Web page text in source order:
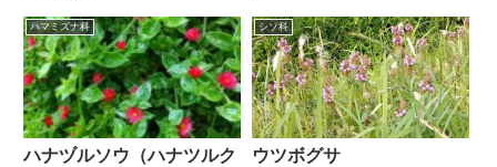
ハマミズナ科
ハナヅルソウ（ハナツルク
シソ科
ウツボグサ